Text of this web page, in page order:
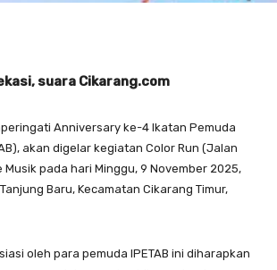
suara Cikarang.com
Anniversary ke-4 Ikatan Pemuda
akan digelar kegiatan Color Run (Jalan
pada hari Minggu, 9 November 2025,
Baru, Kecamatan Cikarang Timur,
oleh para pemuda IPETAB ini diharapkan